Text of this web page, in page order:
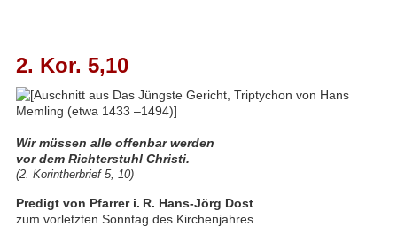
2. Kor. 5,10
Wir müssen alle offenbar werden
vor dem Richterstuhl Christi.
(2. Korintherbrief 5, 10)
Predigt von Pfarrer i. R. Hans-Jörg Dost
zum vorletzten Sonntag des Kirchenjahres